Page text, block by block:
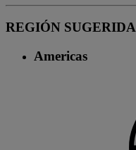
REGIÓN SUGERIDA
Americas